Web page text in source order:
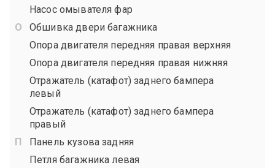
Насос омывателя фар
Обшивка двери багажника
Опора двигателя передняя правая верхняя
Опора двигателя передняя правая нижняя
Отражатель (катафот) заднего бампера
левый
Отражатель (катафот) заднего бампера
правый
Панель кузова задняя
Петля багажника левая